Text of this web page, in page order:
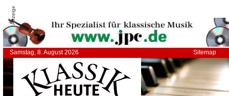
Anzeige
Samstag, 8. August 2026 Sitemap